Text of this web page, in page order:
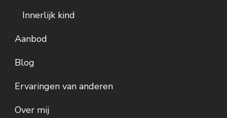
Innerlijk kind
Aanbod
Blog
Ervaringen van anderen
Over mij